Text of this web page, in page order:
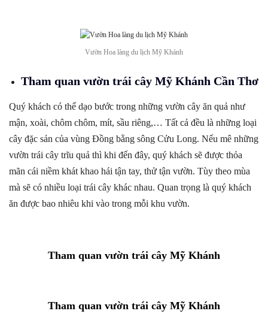
Vườn Hoa làng du lịch Mỹ Khánh
Tham quan vườn trái cây Mỹ Khánh Cần Thơ
Quý khách có thể dạo bước trong những vườn cây ăn quả như
mận, xoài, chôm chôm, mít, sầu riêng,… Tất cả đều là những loại
cây đặc sản của vùng Đồng bằng sông Cửu Long. Nếu mê những
vườn trái cây trĩu quả thì khi đến đây, quý khách sẽ được thỏa
mãn cái niềm khát khao hái tận tay, thử tận vườn. Tùy theo mùa
mà sẽ có nhiều loại trái cây khác nhau. Quan trọng là quý khách
ăn được bao nhiêu khi vào trong mỗi khu vườn.
Tham quan vườn trái cây Mỹ Khánh
Tham quan vườn trái cây Mỹ Khánh